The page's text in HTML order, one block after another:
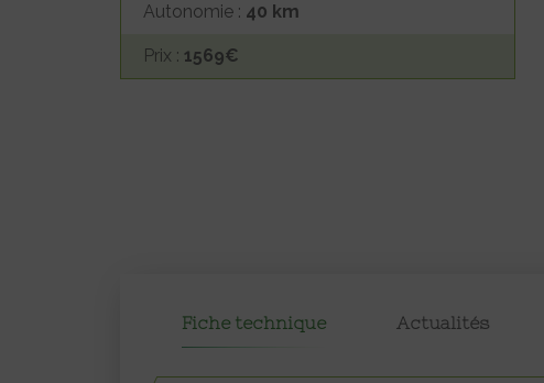
Autonomie : 40 km
Prix : 1569€
Fiche technique Actualités